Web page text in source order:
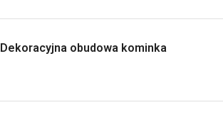
Dekoracyjna obudowa kominka